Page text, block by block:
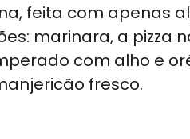
feita com apenas
marinara, a pizza
com alho e
fresco.